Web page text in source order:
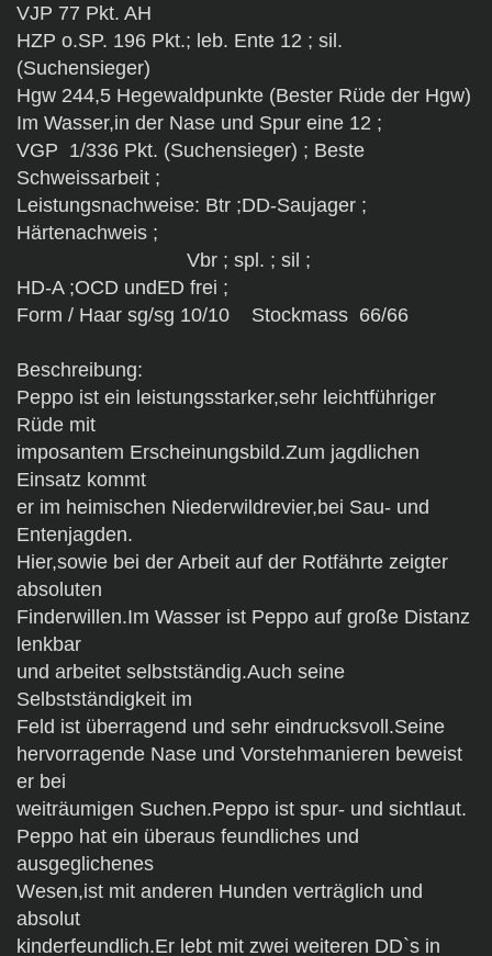
VJP 77 Pkt. AH
HZP o.SP. 196 Pkt.; leb. Ente 12 ; sil.
(Suchensieger)
Hgw 244,5 Hegewaldpunkte (Bester Rüde der Hgw)
Im Wasser,in der Nase und Spur eine 12 ;
VGP 1/336 Pkt. (Suchensieger) ; Beste
Schweissarbeit ;
Leistungsnachweise: Btr ;DD-Saujager ;
Härtenachweis ;
Vbr ; spl. ; sil ;
HD-A ;OCD undED frei ;
Form / Haar sg/sg 10/10 Stockmass 66/66
Beschreibung:
Peppo ist ein leistungsstarker,sehr leichtführiger
Rüde mit
imposantem Erscheinungsbild.Zum jagdlichen
Einsatz kommt
er im heimischen Niederwildrevier,bei Sau- und
Entenjagden.
Hier,sowie bei der Arbeit auf der Rotfährte zeigter
absoluten
Finderwillen.Im Wasser ist Peppo auf große Distanz
lenkbar
und arbeitet selbstständig.Auch seine
Selbstständigkeit im
Feld ist überragend und sehr eindrucksvoll.Seine
hervorragende Nase und Vorstehmanieren beweist
er bei
weiträumigen Suchen.Peppo ist spur- und sichtlaut.
Peppo hat ein überaus feundliches und
ausgeglichenes
Wesen,ist mit anderen Hunden verträglich und
absolut
kinderfeundlich.Er lebt mit zwei weiteren DD`s in